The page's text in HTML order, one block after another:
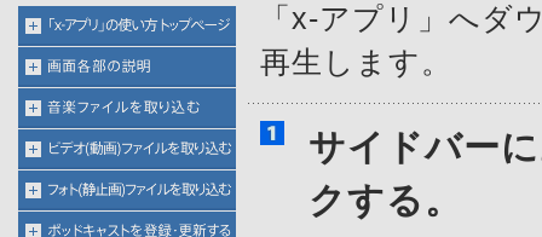
「x-アプリ」へダ
再生します。
サイドバー
クする。